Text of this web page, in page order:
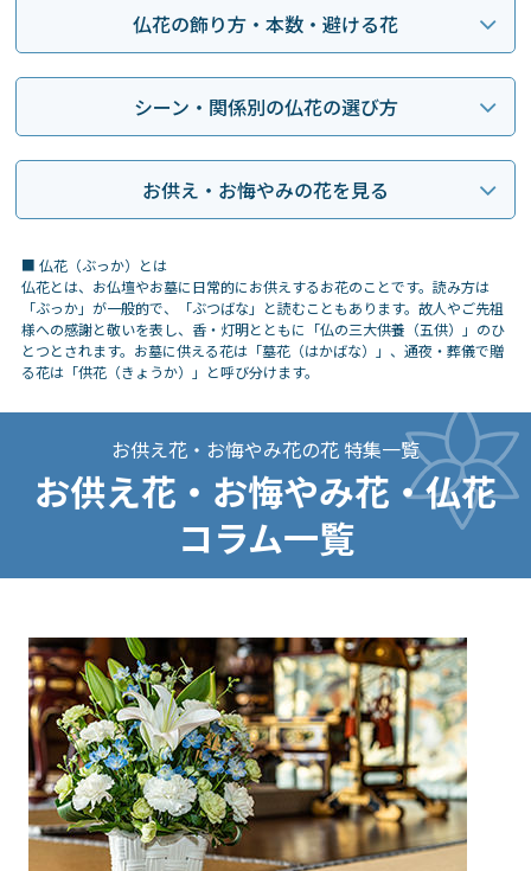
仏花の飾り方・本数・ 避ける花
シーン・関係別の仏花の選び方
お供え・お悔やみの花を見る
■ 仏花（ぶっか）とは
仏花とは、お仏壇やお墓に日常的にお供えするお花のことです。読み方は
「ぶっか」が一般的で、「ぶつばな」と読むこともあります。故人やご先祖
様への感謝と敬いを表し、香・灯明とともに「仏の三大供養（五供）」のひ
とつとされます。お墓に供える花は「墓花（はかばな）」、通夜・葬儀で贈
る花は「供花（きょうか）」と呼び分けます。
お供え花・お悔やみ花の花 特集一覧
お供え花・お悔やみ花・仏花
コラム一覧